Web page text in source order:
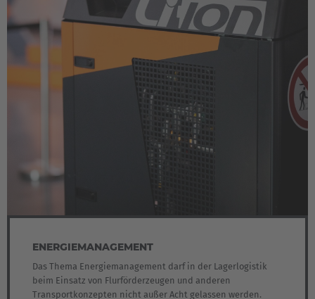
ENERGIEMANAGEMENT
Das Thema Energiemanagement darf in der Lagerlogistik
beim Einsatz von Flurförderzeugen und anderen
Transportkonzepten nicht außer Acht gelassen werden.